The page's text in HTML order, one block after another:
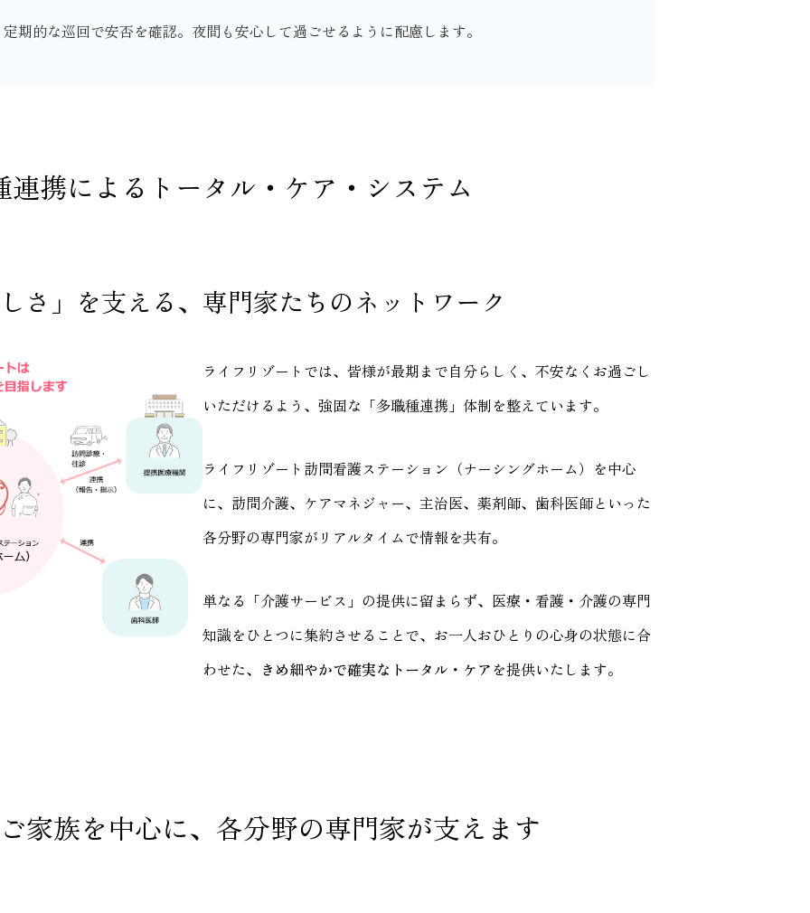
定期的な巡回で安否を確認。夜間も安心して過ごせるように配慮します。
連携によるトータル・ケア・システム
さ」を支える、専門家たちのネットワーク
ライフリゾートでは、皆様が最期まで自分らしく、不安なくお過ごし
いただけるよう、強固な「多職種連携」体制を整えています。
ライフリゾート訪問看護ステーション（ナーシングホーム）を中心
に、訪問介護、ケアマネジャー、主治医、薬剤師、歯科医師といった
各分野の専門家がリアルタイムで情報を共有。
単なる「介護サービス」の提供に留まらず、医療・看護・介護の専門
知識をひとつに集約させることで、お一人おひとりの心身の状態に合
わせた、 きめ細やかで確実なトータル・ケアを提供いたします。
家族を中心に、各分野の専門家が支えます